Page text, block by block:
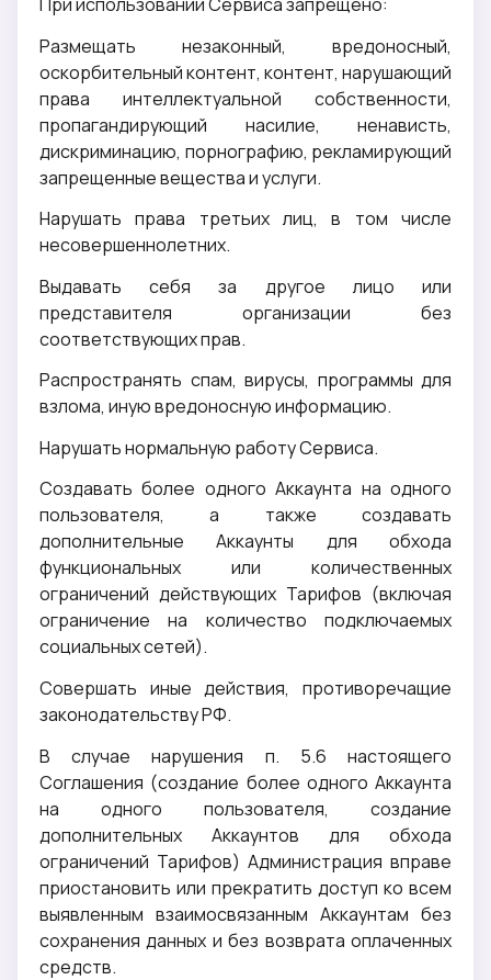
Размещать незаконный, вредоносный,
оскорбительный контент, контент, нарушающий
права интеллектуальной собственности,
пропагандирующий насилие, ненависть,
дискриминацию, порнографию, рекламирующий
запрещенные вещества и услуги.
Нарушать права третьих лиц, в том числе
несовершеннолетних.
Выдавать себя за другое лицо или
представителя организации без
соответствующих прав.
Распространять спам, вирусы, программы для
взлома, иную вредоносную информацию.
Нарушать нормальную работу Сервиса.
Создавать более одного Аккаунта на одного
пользователя, а также создавать
дополнительные Аккаунты для обхода
функциональных или количественных
ограничений действующих Тарифов (включая
ограничение на количество подключаемых
социальных сетей).
Совершать иные действия, противоречащие
законодательству РФ.
В случае нарушения п. 5.6 настоящего
Соглашения (создание более одного Аккаунта
на одного пользователя, создание
дополнительных Аккаунтов для обхода
ограничений Тарифов) Администрация вправе
приостановить или прекратить доступ ко всем
выявленным взаимосвязанным Аккаунтам без
сохранения данных и без возврата оплаченных
средств.